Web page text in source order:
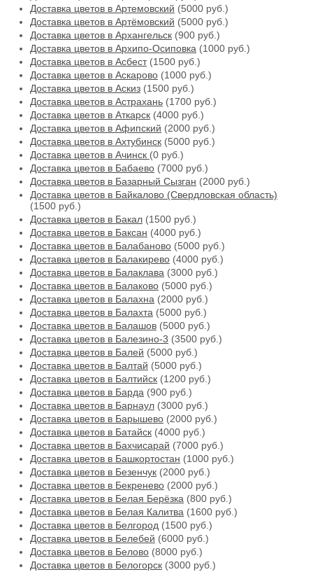
Доставка цветов в Артемовский (5000 руб.)
Доставка цветов в Артёмовский (5000 руб.)
Доставка цветов в Архангельск (900 руб.)
Доставка цветов в Архипо-Осиповка (1000 руб.)
Доставка цветов в Асбест(1500 руб.)
Доставка цветов в Аскарово (1000 руб.)
Доставка цветов в Аскиз (1500 руб.)
Доставка цветов в Астрахань (1700 руб.)
Доставка цветов в Аткарск (4000 руб.)
Доставка цветов в Афипский (2000 руб.)
Доставка цветов в Ахтубинск (5000 руб.)
Доставка цветов в Ачинск (0 руб.)
Доставка цветов в Бабаево (7000 руб.)
Доставка цветов в Базарный Сызган (2000 руб.)
Доставка цветов в Байкалово (Свердловская область)
(1500 руб.)
Доставка цветов в Бакал (1500 руб.)
Доставка цветов в Баксан (4000 руб.)
Доставка цветов в Балабаново (5000 руб.)
Доставка цветов в Балакирево (4000 руб.)
Доставка цветов в Балаклава (3000 руб.)
Доставка цветов в Балаково (5000 руб.)
Доставка цветов в Балахна (2000 руб.)
Доставка цветов в Балахта (5000 руб.)
Доставка цветов в Балашов (5000 руб.)
Доставка цветов в Балезино-3 (3500 руб.)
Доставка цветов в Балей (5000 руб.)
Доставка цветов в Балтай (5000 руб.)
Доставка цветов в Балтийск (1200 руб.)
Доставка цветов в Барда (900 руб.)
Доставка цветов в Барнаул (3000 руб.)
Доставка цветов в Барышево (2000 руб.)
Доставка цветов в Батайск (4000 руб.)
Доставка цветов в Бахчисарай (7000 руб.)
Доставка цветов в Башкортостан (1000 руб.)
Доставка цветов в Безенчук (2000 руб.)
Доставка цветов в Бекренево (2000 руб.)
Доставка цветов в Белая Берёзка (800 руб.)
Доставка цветов в Белая Калитва (1600 руб.)
Доставка цветов в Белгород (1500 руб.)
Доставка цветов в Белебей (6000 руб.)
Доставка цветов в Белово (8000 руб.)
Доставка цветов в Белогорск (3000 руб.)